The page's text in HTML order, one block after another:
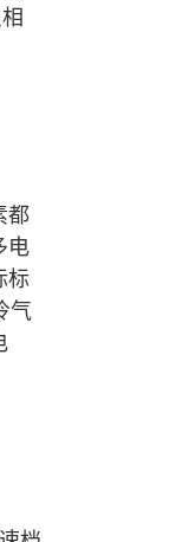
都
电
标
气